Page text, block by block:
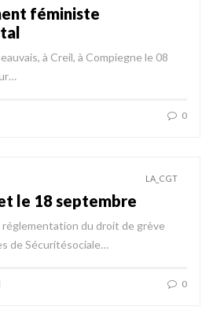
féministe
à Creil, à Compiegne le 08
0
LA_CGT
le 18 septembre
réglementation du droit de grève
de Sécuritésociale…
0